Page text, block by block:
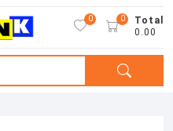
0
Total
0.00
0